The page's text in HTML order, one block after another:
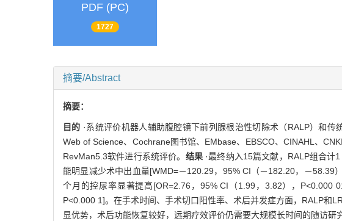
PDF (PC)
1727
摘要/Abstract
摘要：
目的 ·系统评价机器人辅助腹腔镜下前列腺根治性切除术（RALP）和
Web of Science、Cochrane图书馆、EMbase、EBSCO、CINAHL、
RevMan5.3软件进行系统评价。 结果·最终纳入15篇文献，RALP组合计
能明显减少术中出血量[WMD=－120.29，95% CI（－182.20，－
个月的控尿率显著提高[OR=2.76，95% CI（1.99，3.82），P<0.000
P<0.000 1]。在手术时间、手术切口阳性率、术后并发症方面，RALP和
显优势，术后功能恢复较好，远期疗效评价仍需要大规模长时间的随访研